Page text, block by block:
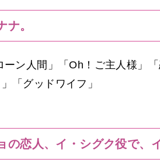
。
ン人間」「Oh！ご主人様」
「グッドワイフ」
恋人、イ・シグク役で、